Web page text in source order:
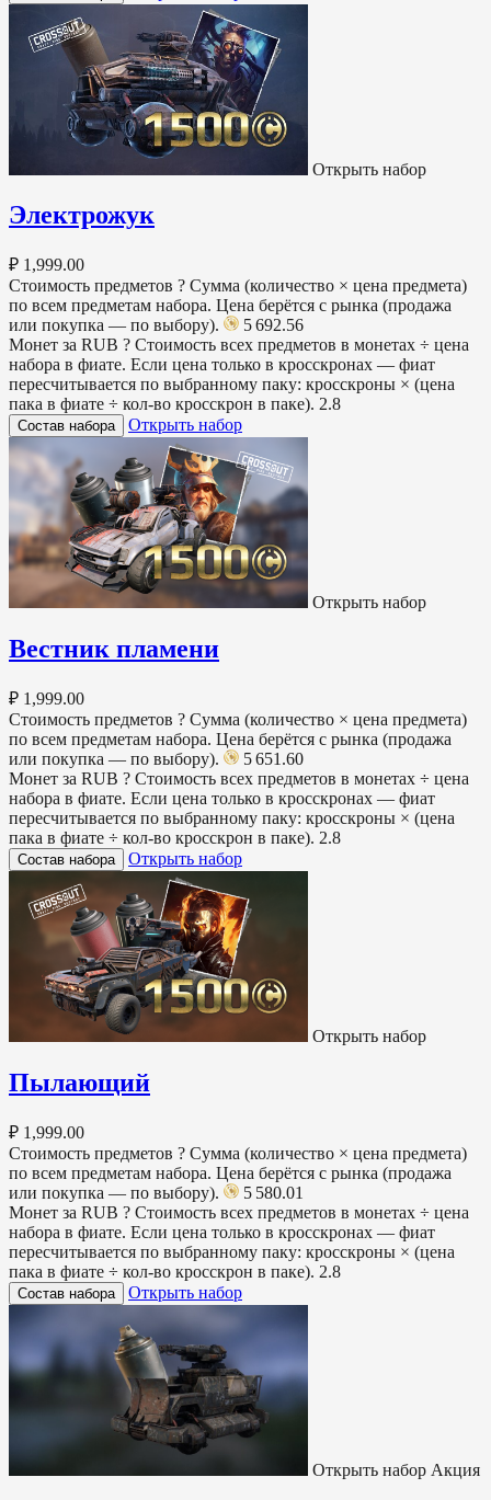
Открыть набор
Электрожук
₽ 1,999.00
Стоимость предметов ? Сумма (количество × цена предмета)
по всем предметам набора. Цена берётся с рынка (продажа
или покупка — по выбору).
5 692.56
Монет за RUB ? Стоимость всех предметов в монетах ÷ цена
набора в фиате. Если цена только в кросскронах — фиат
пересчитывается по выбранному паку: кросскроны × (цена
пака в фиате ÷ кол-во кросскрон в паке). 2.8
Состав набора Открыть набор
Открыть набор
Вестник пламени
₽ 1,999.00
Стоимость предметов ? Сумма (количество × цена предмета)
по всем предметам набора. Цена берётся с рынка (продажа
или покупка — по выбору).
5 651.60
Монет за RUB ? Стоимость всех предметов в монетах ÷ цена
набора в фиате. Если цена только в кросскронах — фиат
пересчитывается по выбранному паку: кросскроны × (цена
пака в фиате ÷ кол-во кросскрон в паке). 2.8
Состав набора Открыть набор
Открыть набор
Пылающий
₽ 1,999.00
Стоимость предметов ? Сумма (количество × цена предмета)
по всем предметам набора. Цена берётся с рынка (продажа
или покупка — по выбору).
5 580.01
Монет за RUB ? Стоимость всех предметов в монетах ÷ цена
набора в фиате. Если цена только в кросскронах — фиат
пересчитывается по выбранному паку: кросскроны × (цена
пака в фиате ÷ кол-во кросскрон в паке). 2.8
Состав набора Открыть набор
Открыть набор Акция